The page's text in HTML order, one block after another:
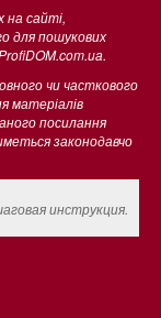
на сайті,
для пошукових
чи часткового
матеріалів
посилання
законодавчо
инструкция.